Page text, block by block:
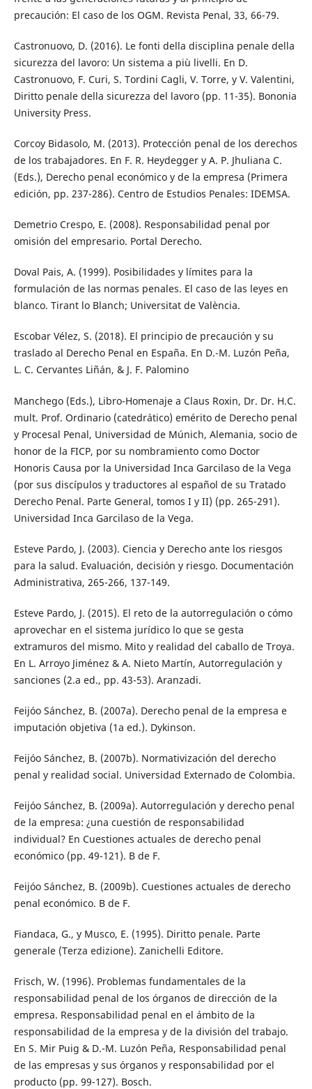
precaución: El caso de los OGM. Revista Penal, 33, 66-79.
Castronuovo, D. (2016). Le fonti della disciplina penale della
sicurezza del lavoro: Un sistema a più livelli. En D.
Castronuovo, F. Curi, S. Tordini Cagli, V. Torre, y V. Valentini,
Diritto penale della sicurezza del lavoro (pp. 11-35). Bononia
University Press.
Corcoy Bidasolo, M. (2013). Protección penal de los derechos
de los trabajadores. En F. R. Heydegger y A. P. Jhuliana C.
(Eds.), Derecho penal económico y de la empresa (Primera
edición, pp. 237-286). Centro de Estudios Penales: IDEMSA.
Demetrio Crespo, E. (2008). Responsabilidad penal por
omisión del empresario. Portal Derecho.
Doval Pais, A. (1999). Posibilidades y límites para la
formulación de las normas penales. El caso de las leyes en
blanco. Tirant lo Blanch; Universitat de València.
Escobar Vélez, S. (2018). El principio de precaución y su
traslado al Derecho Penal en España. En D.-M. Luzón Peña,
L. C. Cervantes Liñán, & J. F. Palomino
Manchego (Eds.), Libro-Homenaje a Claus Roxin, Dr. Dr. H.C.
mult. Prof. Ordinario (catedrático) emérito de Derecho penal
y Procesal Penal, Universidad de Múnich, Alemania, socio de
honor de la FICP, por su nombramiento como Doctor
Honoris Causa por la Universidad Inca Garcilaso de la Vega
(por sus discípulos y traductores al español de su Tratado
Derecho Penal. Parte General, tomos I y II) (pp. 265-291).
Universidad Inca Garcilaso de la Vega.
Esteve Pardo, J. (2003). Ciencia y Derecho ante los riesgos
para la salud. Evaluación, decisión y riesgo. Documentación
Administrativa, 265-266, 137-149.
Esteve Pardo, J. (2015). El reto de la autorregulación o cómo
aprovechar en el sistema jurídico lo que se gesta
extramuros del mismo. Mito y realidad del caballo de Troya.
En L. Arroyo Jiménez & A. Nieto Martín, Autorregulación y
sanciones (2.a ed., pp. 43-53). Aranzadi.
Feijóo Sánchez, B. (2007a). Derecho penal de la empresa e
imputación objetiva (1a ed.). Dykinson.
Feijóo Sánchez, B. (2007b). Normativización del derecho
penal y realidad social. Universidad Externado de Colombia.
Feijóo Sánchez, B. (2009a). Autorregulación y derecho penal
de la empresa: ¿una cuestión de responsabilidad
individual? En Cuestiones actuales de derecho penal
económico (pp. 49-121). B de F.
Feijóo Sánchez, B. (2009b). Cuestiones actuales de derecho
penal económico. B de F.
Fiandaca, G., y Musco, E. (1995). Diritto penale. Parte
generale (Terza edizione). Zanichelli Editore.
Frisch, W. (1996). Problemas fundamentales de la
responsabilidad penal de los órganos de dirección de la
empresa. Responsabilidad penal en el ámbito de la
responsabilidad de la empresa y de la división del trabajo.
En S. Mir Puig & D.-M. Luzón Peña, Responsabilidad penal
de las empresas y sus órganos y responsabilidad por el
producto (pp. 99-127). Bosch.